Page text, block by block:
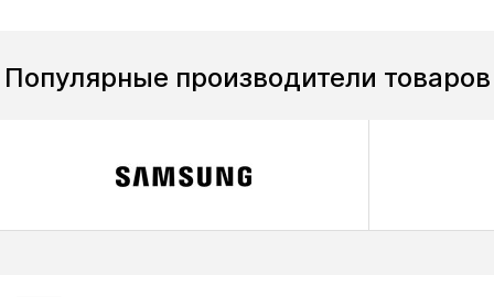
Популярные производители товаров